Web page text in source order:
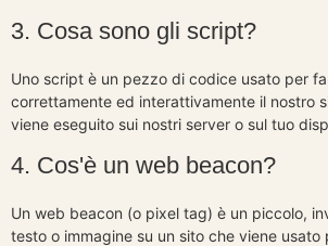
3. Cosa sono gli script?
Uno script è un pezzo di codice usato per
correttamente ed interattivamente il nostro
viene eseguito sui nostri server o sul tuo
4. Cos'è un web beacon?
Un web beacon (o pixel tag) è un piccolo,
testo o immagine su un sito che viene usato